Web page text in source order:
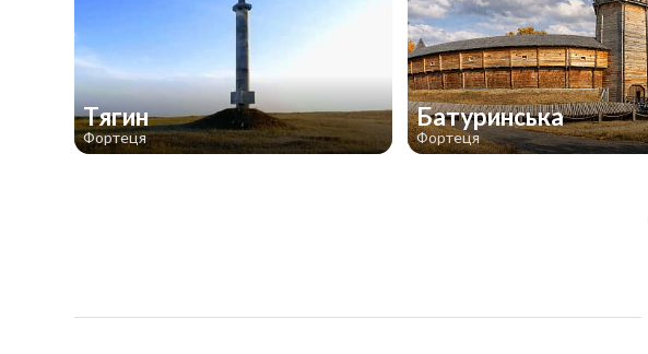
Тягин
Фортеця
Батуринська
Фортеця